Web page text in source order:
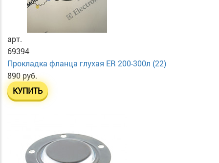
арт.
69394
Прокладка фланца глухая ER 200-300л (22)
890 руб.
КУПИТЬ